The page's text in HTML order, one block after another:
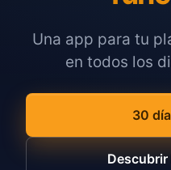
Una app para tu
en todos los
30